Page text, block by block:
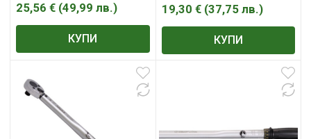
25,56 € (49,99 лв.)
КУПИ
19,30 € (37,75 лв.)
КУПИ